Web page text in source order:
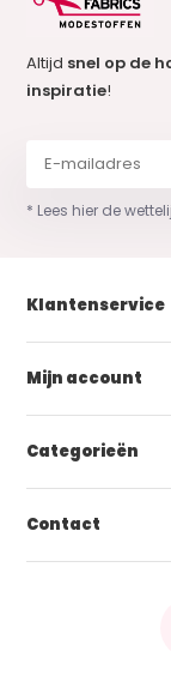
Altijd snel op de
inspiratie!
* Lees hier de
Klantenservice
Mijn account
Categorieën
Contact